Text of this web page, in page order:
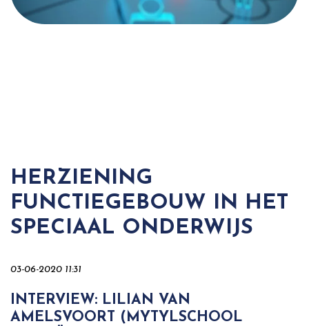
HERZIENING
FUNCTIEGEBOUW IN HET
SPECIAAL ONDERWIJS
03-06-2020 11:31
INTERVIEW: LILIAN VAN
AMELSVOORT (MYTYLSCHOOL